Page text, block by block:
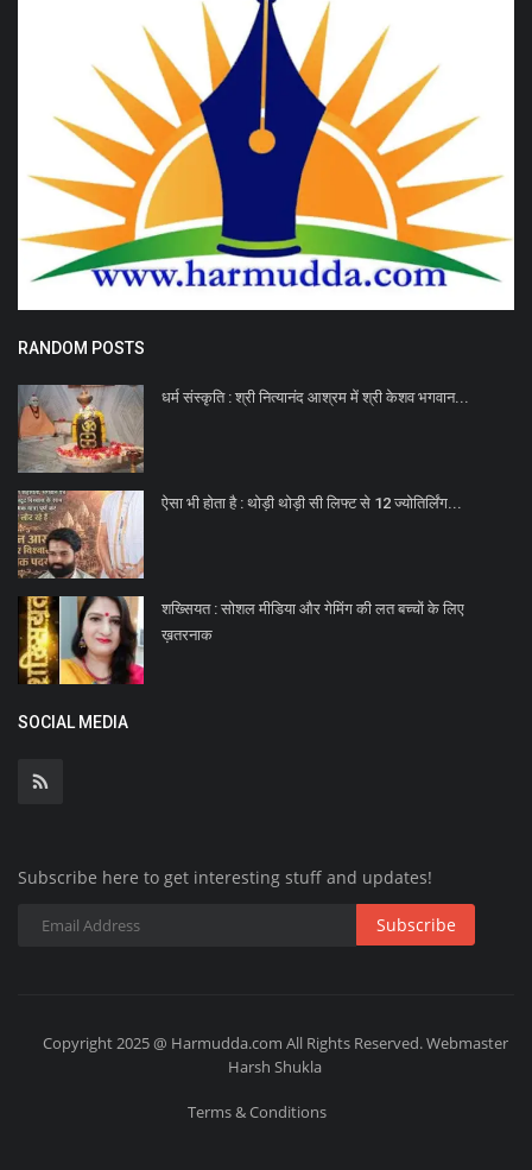
RANDOM POSTS
धर्म संस्कृति : श्री नित्यानंद आश्रम में श्री केशव भगवान...
ऐसा भी होता है : थोड़ी थोड़ी सी लिफ्ट से 12 ज्योतिर्लिंग...
शख्सियत : सोशल मीडिया और गेमिंग की लत बच्चों के लिए
ख़तरनाक
SOCIAL MEDIA
Subscribe here to get interesting stuff and updates!
Subscribe
Copyright 2025 @ Harmudda.com All Rights Reserved. Webmaster
Harsh Shukla
Terms & Conditions